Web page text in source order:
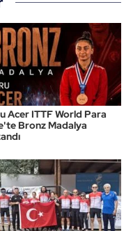
Acer ITTF World Para
Bronz Madalya